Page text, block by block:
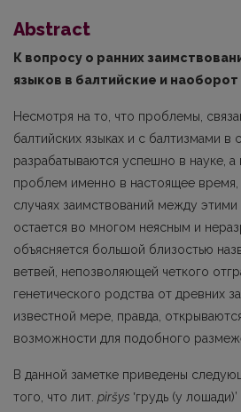
Abstract
К вопросу о ранних
языков в балтийские и наоборот
Несмотря на то, что проблемы,
балтийских языках и с балтизмами в
разрабатываются успешно в науке,
проблем именно в настоящее
случаях заимствований между
остается во многом неясным и
объясня­ется большой близостью
ветвей, непозволяющей четкого
генетического родства от древних
известной мере, правда,
возможности для подобного
В данной заметке приведены
того, что лит. pìršys ʽгрудь (у